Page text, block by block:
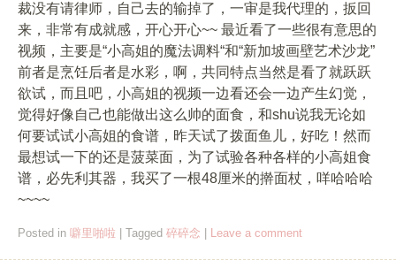
裁没有请律师，自己去的输掉了，一审是我代理的，扳回
来，非常有成就感，开心开心~~ 最近看了一些很有意思的
视频，主要是“小高姐的魔法调料“和“新加坡画壁艺术沙龙”
前者是烹饪后者是水彩，啊，共同特点当然是看了就跃跃
欲试，而且吧，小高姐的视频一边看还会一边产生幻觉，
觉得好像自己也能做出这么帅的面食，和shu说我无论如
何要试试小高姐的食谱，昨天试了拨面鱼儿，好吃！然而
最想试一下的还是菠菜面，为了试验各种各样的小高姐食
谱，必先利其器，我买了一根48厘米的擀面杖，咩哈哈哈
~~~~
Posted in 噼里啪啦 Tagged 碎碎念 Leave a comment